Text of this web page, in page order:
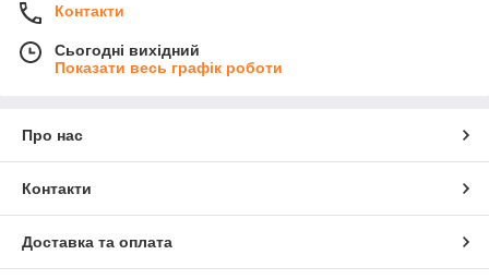
Контакти
Сьогодні вихідний
Показати весь графік роботи
Про нас
Контакти
Доставка та оплата